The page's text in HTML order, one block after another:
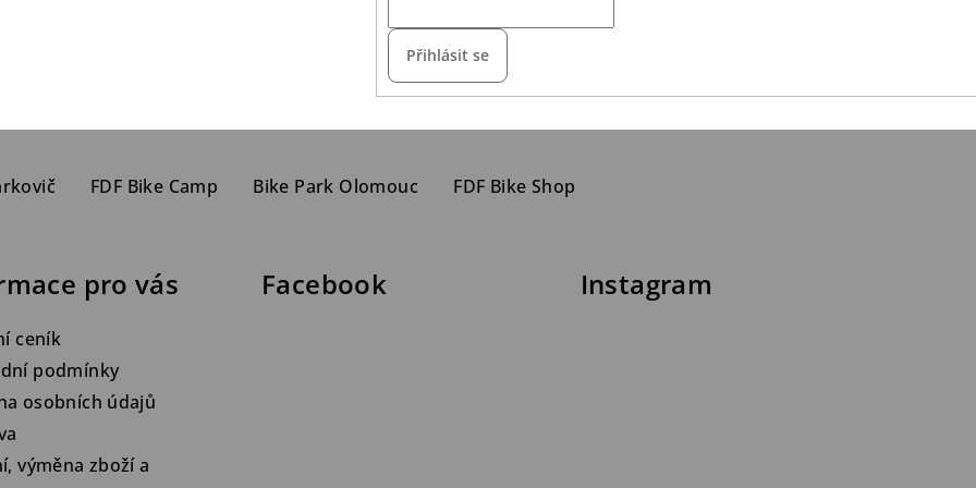
Přihlásit se
FDF Bike Camp Bike Park Olomouc FDF Bike Shop
pro vás
ceník
podmínky
osobních údajů
výměna zboží a
Facebook Instagram